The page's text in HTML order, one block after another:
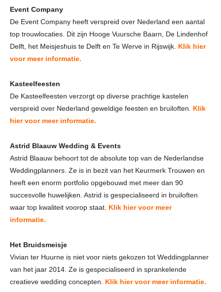
Event Company
De Event Company heeft verspreid over Nederland een aantal
top trouwlocaties. Dit zijn Hooge Vuursche Baarn, De Lindenhof
Delft, het Meisjeshuis te Delft en Te Werve in Rijswijk. Klik hier
voor meer informatie.
Kasteelfeesten
De Kasteelfeesten verzorgt op diverse prachtige kastelen
verspreid over Nederland geweldige feesten en bruiloften. Klik
hier voor meer informatie.
Astrid Blaauw Wedding & Events
Astrid Blaauw behoort tot de absolute top van de Nederlandse
Weddingplanners. Ze is in bezit van het Keurmerk Trouwen en
heeft een enorm portfolio opgebouwd met meer dan 90
succesvolle huwelijken. Astrid is gespecialiseerd in bruiloften
waar top kwaliteit voorop staat. Klik hier voor meer
informatie.
Het Bruidsmeisje
Vivian ter Huurne is niet voor niets gekozen tot Weddingplanner
van het jaar 2014. Ze is gespecialiseerd in sprankelende
creatieve wedding concepten. Klik hier voor meer informatie.